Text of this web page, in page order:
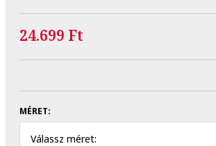
24.699 Ft
MÉRET:
Válassz méret: